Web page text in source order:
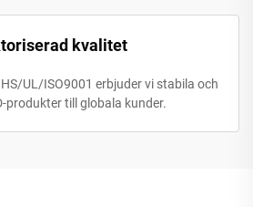
kvalitet
UL/ISO9001 erbjuder vi stabila och
produkter till globala kunder.